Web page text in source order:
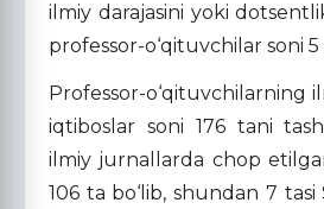
ilmiy darajasini yoki
professor-o‘qituvchilar soni 5
Professor-o‘qituvchilarning
iqtiboslar soni 176 tani
ilmiy jurnallarda chop
106 ta bo‘lib, shundan 7 tasi